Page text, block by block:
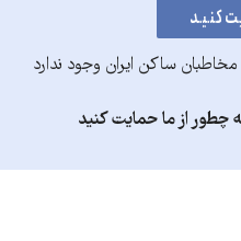
ساکن ایران وجود ندارد
چطور از ما حمایت کنید